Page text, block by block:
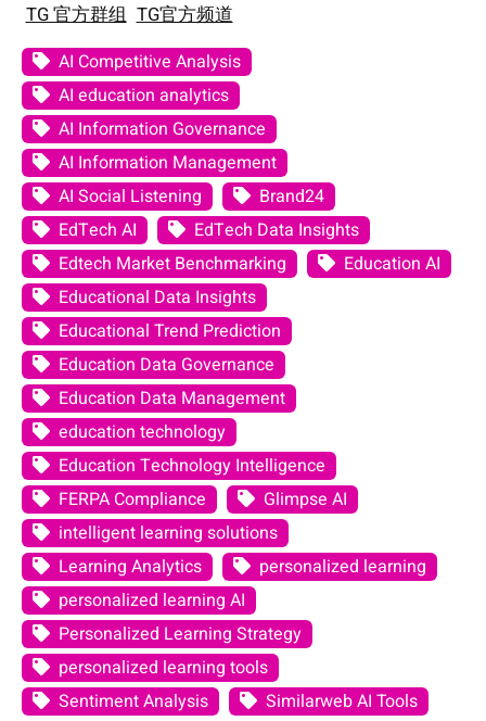
TG 官方群组 TG官方频道
AI Competitive Analysis
AI education analytics
AI Information Governance
AI Information Management
AI Social Listening
Brand24
EdTech AI
EdTech Data Insights
Edtech Market Benchmarking
Education AI
Educational Data Insights
Educational Trend Prediction
Education Data Governance
Education Data Management
education technology
Education Technology Intelligence
FERPA Compliance
Glimpse AI
intelligent learning solutions
Learning Analytics
personalized learning
personalized learning AI
Personalized Learning Strategy
personalized learning tools
Sentiment Analysis
Similarweb AI Tools